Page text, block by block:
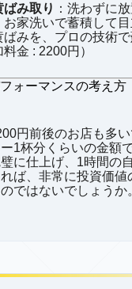
ばみ取り ：洗わずに
お家洗いで蓄積して
ばみを、プロの技術
料金 : 2200円）
ォーマンスの考え方
円前後のお店も多
1杯分くらいの金額
に仕上げ、1時間の
ば、非常に投資価値
ではないでしょうか